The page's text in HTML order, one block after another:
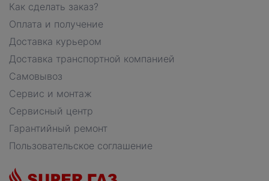
Как сделать заказ?
Оплата и получение
Доставка курьером
Доставка транспортной компанией
Самовывоз
Сервис и монтаж
Сервисный центр
Гарантийный ремонт
Пользовательское соглашение